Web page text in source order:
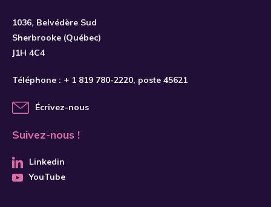
Abramson
Abujarad
Acey
Achenbaum
Adamek
1036, Belvédère Sud
Sherbrooke (Québec)
J1H 4C4
Téléphone : + 1 819 780-2220, poste 45621
Écrivez-nous
Suivez-nous !
Linkedin
YouTube